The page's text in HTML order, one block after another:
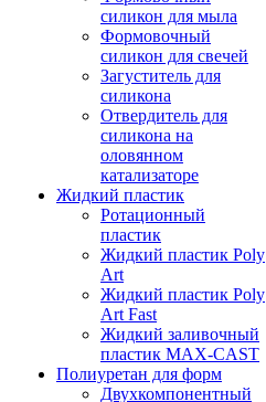
силикон для мыла
Формовочный
силикон для свечей
Загуститель для
силикона
Отвердитель для
силикона на
оловянном
катализаторе
Жидкий пластик
Ротационный
пластик
Жидкий пластик Poly
Art
Жидкий пластик Poly
Art Fast
Жидкий заливочный
пластик MAX-CAST
Полиуретан для форм
Двухкомпонентный